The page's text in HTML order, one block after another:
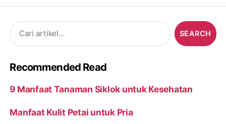
Search
for:
Recommended Read
9 Manfaat Tanaman Siklok untuk Kesehatan
Manfaat Kulit Petai untuk Pria